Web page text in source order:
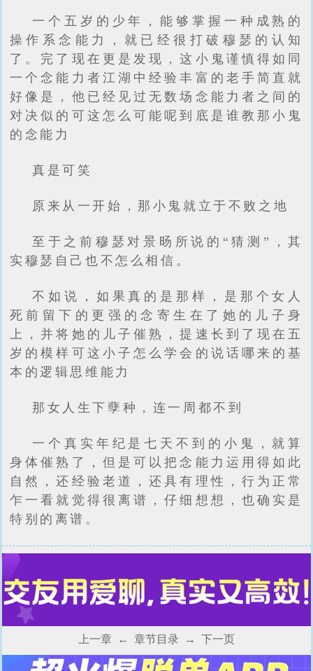
一个五岁的少年，能够掌握一种成熟的
操作系念能力，就已经很打破穆瑟的认知
了。完了现在更是发现，这小鬼谨慎得如同
一个念能力者江湖中经验丰富的老手简直就
好像是，他已经见过无数场念能力者之间的
对决似的可这怎么可能呢到底是谁教那小鬼
的念能力
真是可笑
原来从一开始，那小鬼就立于不败之地
至于之前穆瑟对景旸所说的“猜测”，其
实穆瑟自己也不怎么相信。
不如说，如果真的是那样，是那个女人
死前留下的更强的念寄生在了她的儿子身
上，并将她的儿子催熟，提速长到了现在五
岁的模样可这小子怎么学会的说话哪来的基
本的逻辑思维能力
那女人生下孽种，连一周都不到
一个真实年纪是七天不到的小鬼，就算
身体催熟了，但是可以把念能力运用得如此
自然，还经验老道，还具有理性，行为正常
乍一看就觉得很离谱，仔细想想，也确实是
特别的离谱。
上一章 ← 章节目录 → 下一页